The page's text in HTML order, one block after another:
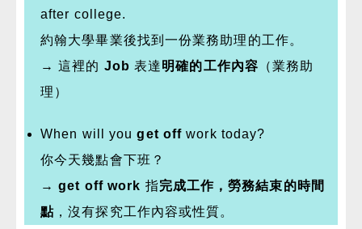
after college.
約翰大學畢業後找到一份業務助理的工作。
→ 這裡的 Job 表達明確的工作內容 （業務助
理）
When will youget off work today?
你今天幾點會下班？
→get off work 指完成工作，勞務結束的時間
點 ，沒有探究工作內容或性質。